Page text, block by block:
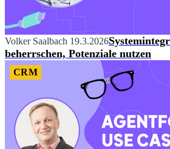
Volker Saalbach 19.3.2026
beherrschen, Potenziale nutzen
CRM